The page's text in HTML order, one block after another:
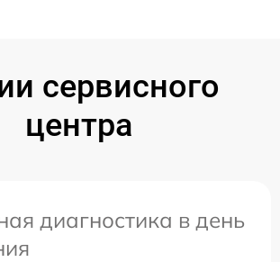
сервисного
центра
диагностика в день